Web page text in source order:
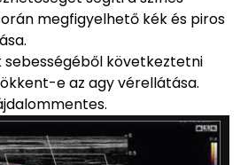
megfigyelhető kék és piros
sebességéből következtetni
e az agy vérellátása.